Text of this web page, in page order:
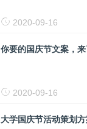
2020-09-16
你要的国庆节文案，来
2020-09-16
大学国庆节活动策划